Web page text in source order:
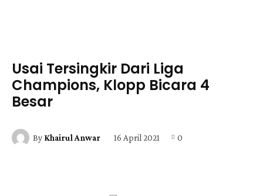
Usai Tersingkir Dari Liga
Champions, Klopp Bicara 4
Besar
By Khairul Anwar 16 April 2021 0